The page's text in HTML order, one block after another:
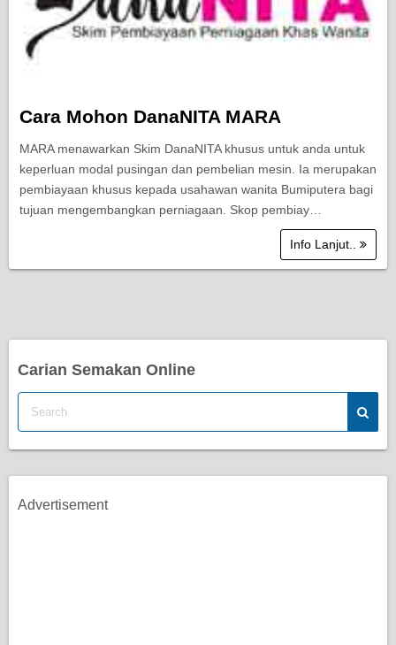
Cara Mohon DanaNITA MARA
MARA menawarkan Skim DanaNITA khusus untuk anda untuk
keperluan modal pusingan dan pembelian mesin. Ia merupakan
pembiayaan khusus kepada usahawan wanita Bumiputera bagi
tujuan mengembangkan perniagaan. Skop pembiay…
Info Lanjut..
Carian Semakan Online
Advertisement